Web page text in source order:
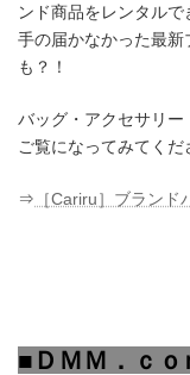
ンド商品をレンタルで
手の届かなかった最
も？！
バッグ・アクセサリ
ご覧になってみてくだ
⇒ ［Cariru］ブラン
■ＤＭＭ．ｃ